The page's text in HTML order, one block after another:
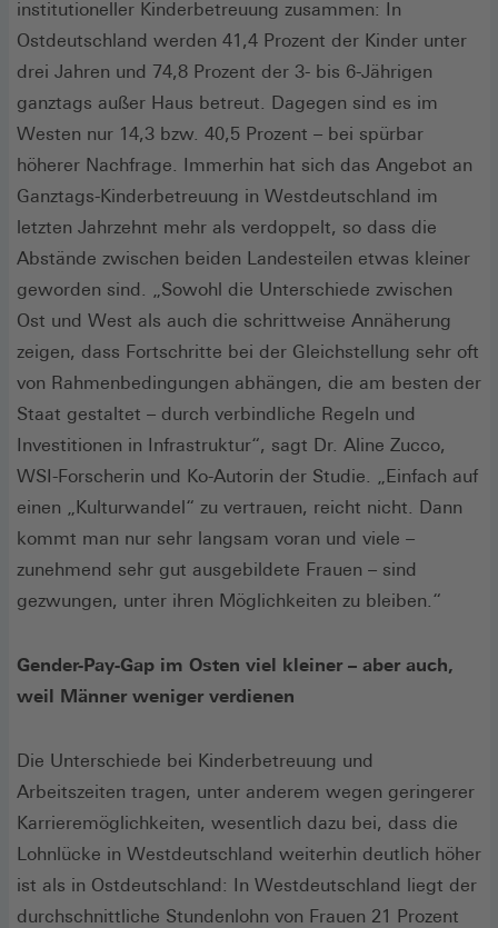
institutioneller Kinderbetreuung zusammen: In
Ostdeutschland werden 41,4 Prozent der Kinder unter
drei Jahren und 74,8 Prozent der 3- bis 6-Jährigen
ganztags außer Haus betreut. Dagegen sind es im
Westen nur 14,3 bzw. 40,5 Prozent – bei spürbar
höherer Nachfrage. Immerhin hat sich das Angebot an
Ganztags-Kinderbetreuung in Westdeutschland im
letzten Jahrzehnt mehr als verdoppelt, so dass die
Abstände zwischen beiden Landesteilen etwas kleiner
geworden sind. „Sowohl die Unterschiede zwischen
Ost und West als auch die schrittweise Annäherung
zeigen, dass Fortschritte bei der Gleichstellung sehr oft
von Rahmenbedingungen abhängen, die am besten der
Staat gestaltet – durch verbindliche Regeln und
Investitionen in Infrastruktur“, sagt Dr. Aline Zucco,
WSI-Forscherin und Ko-Autorin der Studie. „Einfach auf
einen „Kulturwandel“ zu vertrauen, reicht nicht. Dann
kommt man nur sehr langsam voran und viele –
zunehmend sehr gut ausgebildete Frauen – sind
gezwungen, unter ihren Möglichkeiten zu bleiben.“
Gender-Pay-Gap im Osten viel kleiner – aber auch,
weil Männer weniger verdienen
Die Unterschiede bei Kinderbetreuung und
Arbeitszeiten tragen, unter anderem wegen geringerer
Karrieremöglichkeiten, wesentlich dazu bei, dass die
Lohnlücke in Westdeutschland weiterhin deutlich höher
ist als in Ostdeutschland: In Westdeutschland liegt der
durchschnittliche Stundenlohn von Frauen 21 Prozent